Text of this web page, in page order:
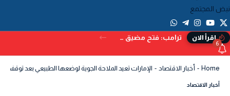
المجتمع
إقرأ الان ترامب: فتح مضيق هرمز بات وشيكًا.. ويُحذر من البدائل إذا تعثر الاتفاق
6
Home أخبار الاقتصاد - الإمارات تعيد الملاحة الجوية لوضعها الطبيعي بعد توقفها
أخبار الاقتصاد